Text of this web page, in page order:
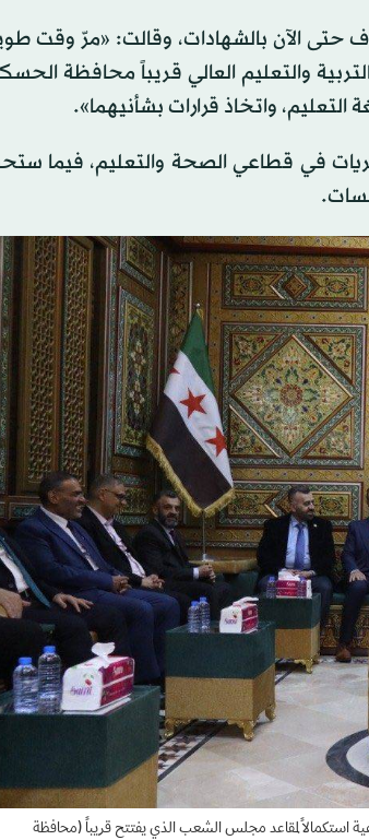
حتى الآن بالشهادات، وقالت: «مرّ وقت
التربية والتعليم العالي قريباً محافظة
واتخاذ قرارات بشأنيهما».
في قطاعي الصحة والتعليم، فيما
استكمالاً لمقاعد مجلس الشعب الذي يفتتح قريباً (محافظة